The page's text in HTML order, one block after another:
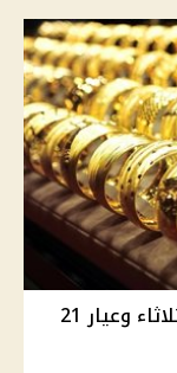
سعر الذهب يتراجع 5 جنيهات مساء الثلاثاء وعيار 21